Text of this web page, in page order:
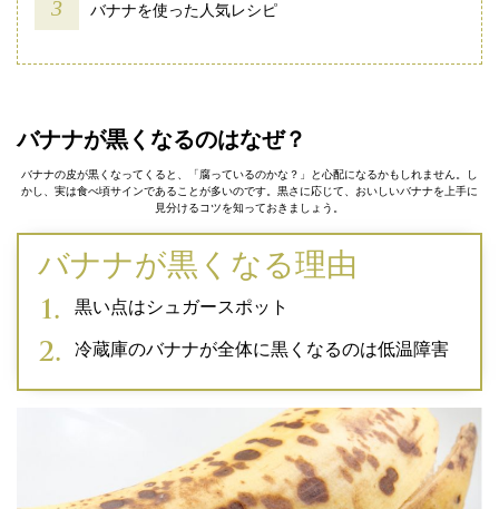
バナナを使った人気レシピ
バナナが黒くなるのはなぜ？
バナナの皮が黒くなってくると、「腐っているのかな？」と心配になるかもしれません。し
かし、実は食べ頃サインであることが多いのです。黒さに応じて、おいしいバナナを上手に
見分けるコツを知っておきましょう。
バナナが黒くなる理由
黒い点はシュガースポット
冷蔵庫のバナナが全体に黒くなるのは低温障害